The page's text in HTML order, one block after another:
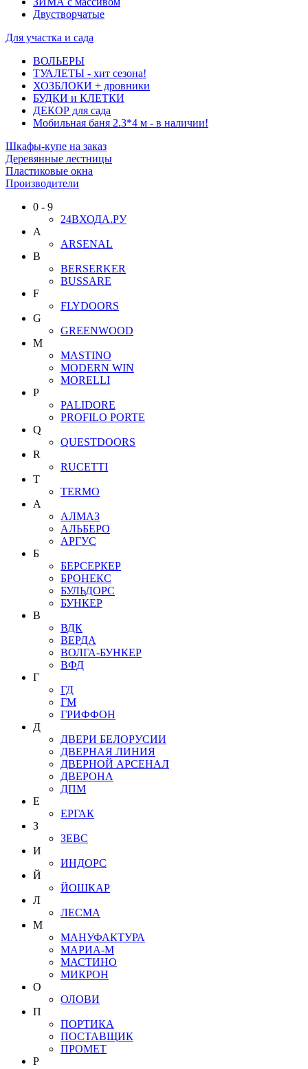
Двустворчатые
Для участка и сада
ВОЛЬЕРЫ
ТУАЛЕТЫ - хит сезона!
ХОЗБЛОКИ + дровники
БУДКИ и КЛЕТКИ
ДЕКОР для сада
Мобильная баня 2.3*4 м - в наличии!
Шкафы-купе на заказ
Деревянные лестницы
Пластиковые окна
Производители
0 - 9
24ВХОДА.РУ
A
ARSENAL
B
BERSERKER
BUSSARE
F
FLYDOORS
G
GREENWOOD
M
MASTINO
MODERN WIN
MORELLI
P
PALIDORE
PROFILO PORTE
Q
QUESTDOORS
R
RUCETTI
T
TERMO
А
АЛМАЗ
АЛЬБЕРО
АРГУС
Б
БЕРСЕРКЕР
БРОНЕКС
БУЛЬДОРС
БУНКЕР
В
ВДК
ВЕРДА
ВОЛГА-БУНКЕР
ВФД
Г
ГД
ГМ
ГРИФФОН
Д
ДВЕРИ БЕЛОРУСИИ
ДВЕРНАЯ ЛИНИЯ
ДВЕРНОЙ АРСЕНАЛ
ДВЕРОНА
ДПМ
Е
ЕРГАК
З
ЗЕВС
И
ИНДОРС
Й
ЙОШКАР
Л
ЛЕСМА
М
МАНУФАКТУРА
МАРИА-М
МАСТИНО
МИКРОН
О
ОЛОВИ
П
ПОРТИКА
ПОСТАВЩИК
ПРОМЕТ
Р